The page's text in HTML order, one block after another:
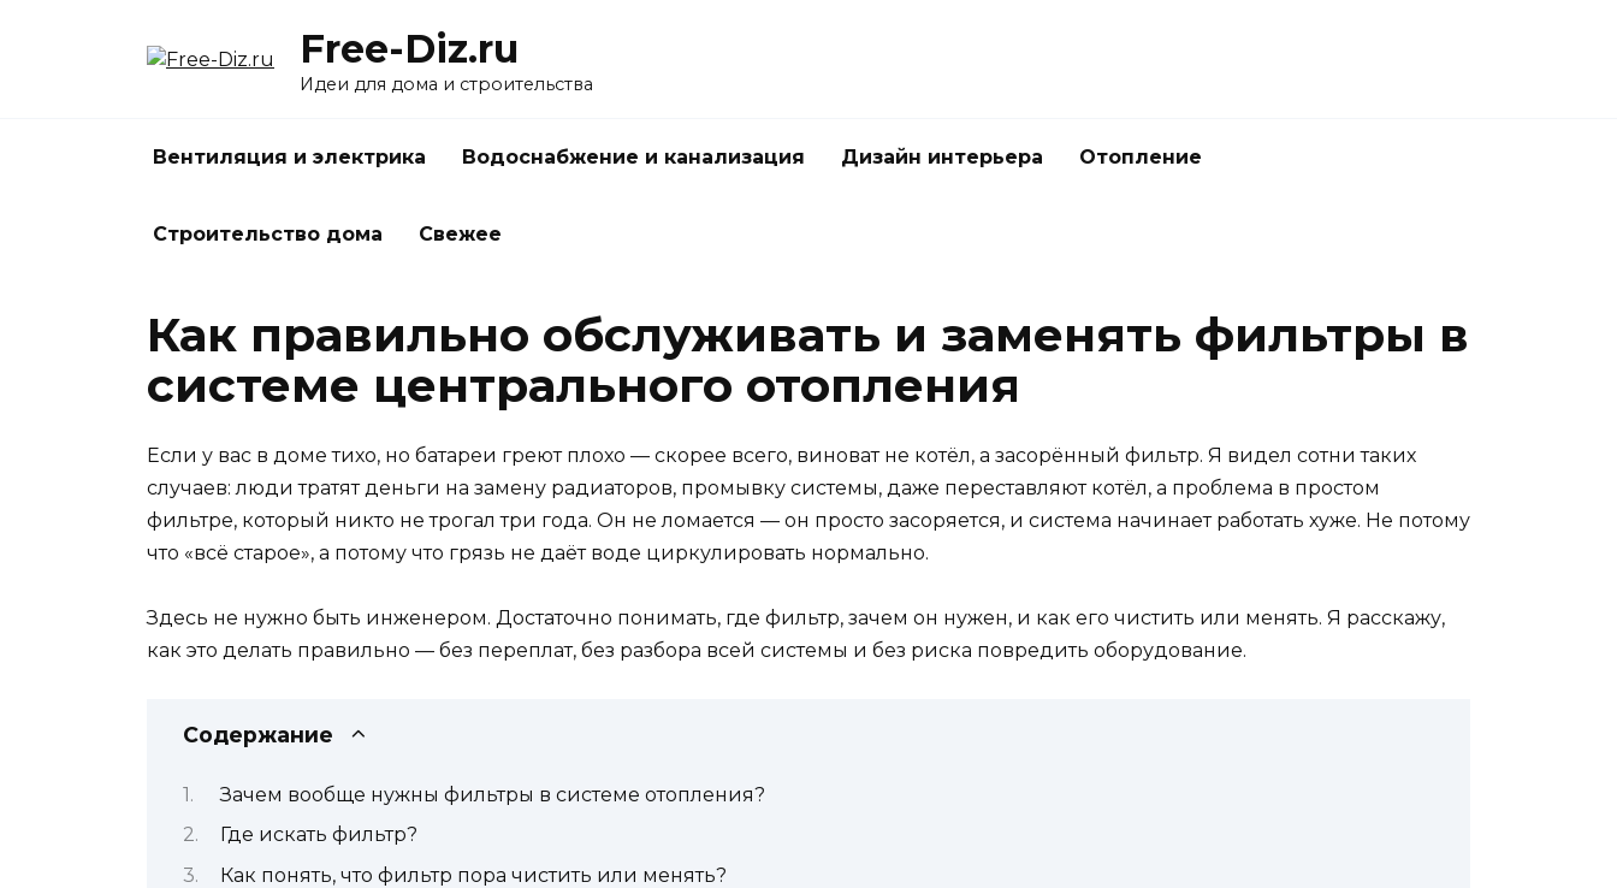
Free-Diz.ru
Идеи для дома и строительства
Вентиляция и электрика Водоснабжение и канализация Дизайн интерьера Отопление
Строительство дома Свежее
Как правильно обслуживать и заменять фильтры в
системе центрального отопления
Если у вас в доме тихо, но батареи греют плохо — скорее всего, виноват не котёл, а засорённый фильтр. Я видел сотни таких
случаев: люди тратят деньги на замену радиаторов, промывку системы, даже переставляют котёл, а проблема в простом
фильтре, который никто не трогал три года. Он не ломается — он просто засоряется, и система начинает работать хуже. Не потому
что «всё старое», а потому что грязь не даёт воде циркулировать нормально.
Здесь не нужно быть инженером. Достаточно понимать, где фильтр, зачем он нужен, и как его чистить или менять. Я расскажу,
как это делать правильно — без переплат, без разбора всей системы и без риска повредить оборудование.
Содержание
Зачем вообще нужны фильтры в системе отопления?
Где искать фильтр?
Как понять, что фильтр пора чистить или менять?